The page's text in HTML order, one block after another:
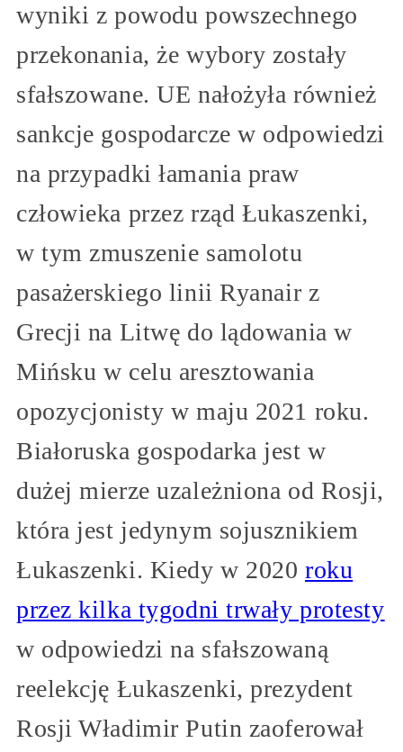
wyniki z powodu powszechnego
przekonania, że wybory zostały
sfałszowane. UE nałożyła również
sankcje gospodarcze w odpowiedzi
na przypadki łamania praw
człowieka przez rząd Łukaszenki,
w tym zmuszenie samolotu
pasażerskiego linii Ryanair z
Grecji na Litwę do lądowania w
Mińsku w celu aresztowania
opozycjonisty w maju 2021 roku.
Białoruska gospodarka jest w
dużej mierze uzależniona od Rosji,
która jest jedynym sojusznikiem
Łukaszenki. Kiedy w 2020 roku
przez kilka tygodni trwały protesty
w odpowiedzi na sfałszowaną
reelekcję Łukaszenki, prezydent
Rosji Władimir Putin zaoferował